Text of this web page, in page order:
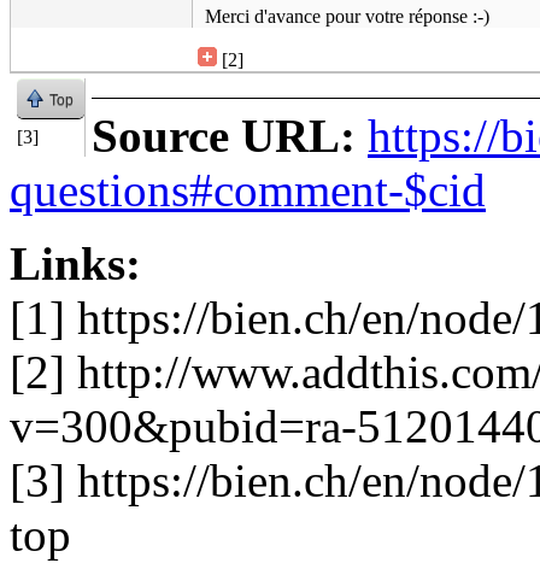
Merci d'avance pour votre réponse :-)
[2]
Top
[3] Source URL: https://
questions#comment-$cid
Links:
[1] https://bien.ch/en/
[2] http://
v=300&pubid=ra-
[3] https://bien.ch/en/
top